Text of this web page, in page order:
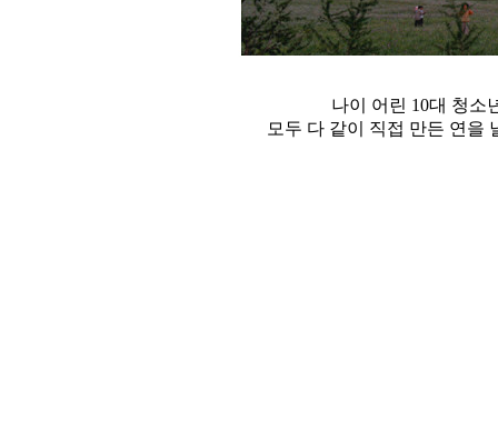
나이 어린 10대 청소
모두 다 같이 직접 만든 연을